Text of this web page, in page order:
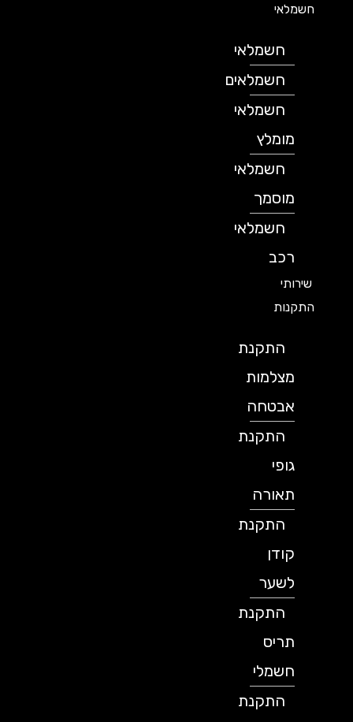
חשמלאי
חשמלאי
חשמלאים
חשמלאי
מומלץ
חשמלאי
מוסמך
חשמלאי
שירותי
התקנות
התקנת
מצלמות
אבטחה
התקנת
תאורה
התקנת
לשער
התקנת
תריס
חשמלי
התקנת